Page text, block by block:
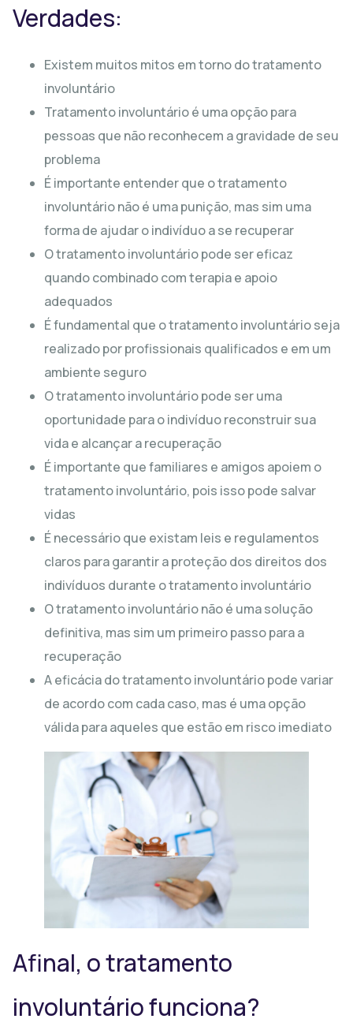
Verdades:
Existem muitos mitos em torno do tratamento
involuntário
Tratamento involuntário é uma opção para
pessoas que não reconhecem a gravidade de seu
problema
É importante entender que o tratamento
involuntário não é uma punição, mas sim uma
forma de ajudar o indivíduo a se recuperar
O tratamento involuntário pode ser eficaz
quando combinado com terapia e apoio
adequados
É fundamental que o tratamento involuntário seja
realizado por profissionais qualificados e em um
ambiente seguro
O tratamento involuntário pode ser uma
oportunidade para o indivíduo reconstruir sua
vida e alcançar a recuperação
É importante que familiares e amigos apoiem o
tratamento involuntário, pois isso pode salvar
vidas
É necessário que existam leis e regulamentos
claros para garantir a proteção dos direitos dos
indivíduos durante o tratamento involuntário
O tratamento involuntário não é uma solução
definitiva, mas sim um primeiro passo para a
recuperação
A eficácia do tratamento involuntário pode variar
de acordo com cada caso, mas é uma opção
válida para aqueles que estão em risco imediato
Afinal, o tratamento
involuntário funciona?